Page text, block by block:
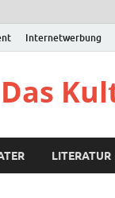
Internetwerbung
LITERATUR